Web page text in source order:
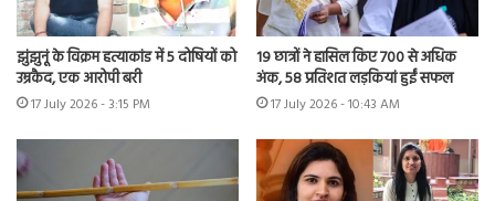
झुंझुनूं के विक्रम हत्याकांड में 5 दोषियों को
उम्रकैद, एक आरोपी बरी
17 July 2026 - 3:15 PM
19 छात्रों ने हासिल किए 700 से अधिक
अंक, 58 प्रतिशत लड़कियां हुईं सफल
17 July 2026 - 10:43 AM